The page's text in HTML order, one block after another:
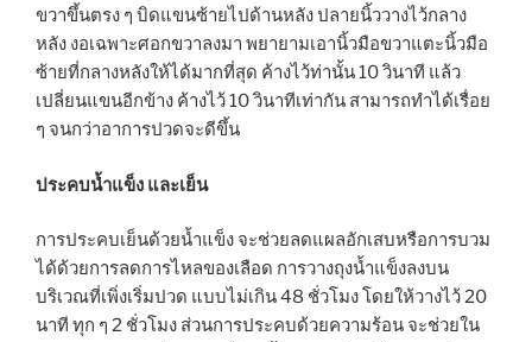
ขวาขึ้นตรง ๆ บิดแขนซ้ายไปด้านหลัง ปลายนิ้ววางไว้กลาง
หลัง งอเฉพาะศอกขวาลงมา พยายามเอานิ้วมือขวาแตะนิ้วมือ
ซ้ายที่กลางหลังให้ได้มากที่สุด ค้างไว้ท่านั้น 10 วินาที แล้ว
เปลี่ยนแขนอีกข้าง ค้างไว้ 10 วินาทีเท่ากัน สามารถทำได้เรื่อย
ๆ จนกว่าอาการปวดจะดีขึ้น
ประคบน้ำแข็ง และเย็น
การประคบเย็นด้วยน้ำแข็ง จะช่วยลดแผลอักเสบหรือการบวม
ได้ด้วยการลดการไหลของเลือด การวางถุงน้ำแข็งลงบน
บริเวณที่เพิ่งเริ่มปวด แบบไม่เกิน 48 ชั่วโมง โดยให้วางไว้ 20
นาที ทุก ๆ 2 ชั่วโมง ส่วนการประคบด้วยความร้อน จะช่วยใน